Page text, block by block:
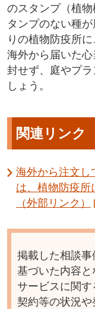
のスタンプ（植
タンプのない種
りの植物防疫所に
海外から届いた
封せず、庭やプ
しょう。
関連リンク
海外から注文し
は、植物防疫所
（外部リンク）
掲載した相談
基づいた内容
サービスに関
契約等の状況